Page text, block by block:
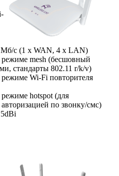
Мб/с (1 x WAN, 4 x LAN)
mesh (бесшовный
стандарты 802.11 r/k/v)
Wi-Fi повторителя
hotspot (для
по звонку/смс)